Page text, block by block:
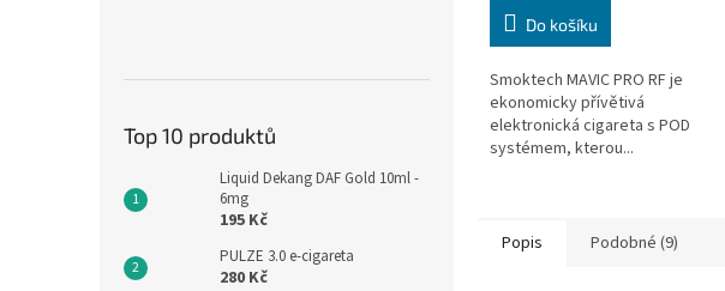
Top 10 produktů
Liquid Dekang DAF Gold 10ml -
6mg
195 Kč
PULZE 3.0 e-cigareta
280 Kč
Do košíku
Smoktech MAVIC PRO RF je
ekonomicky přívětivá
elektronická cigareta s POD
systémem, kterou...
Popis Podobné (9)